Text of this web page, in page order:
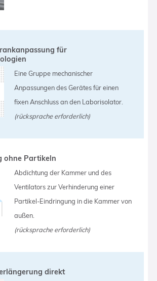
für
Eine Gruppe mechanischer
Anpassungen des Gerätes für einen
fixen Anschluss an den Laborisolator.
(rücksprache erforderlich)
ohne Partikeln
Abdichtung der Kammer und des
Ventilators zur Verhinderung einer
Partikel-Eindringung in die Kammer von
außen.
(rücksprache erforderlich)
direkt